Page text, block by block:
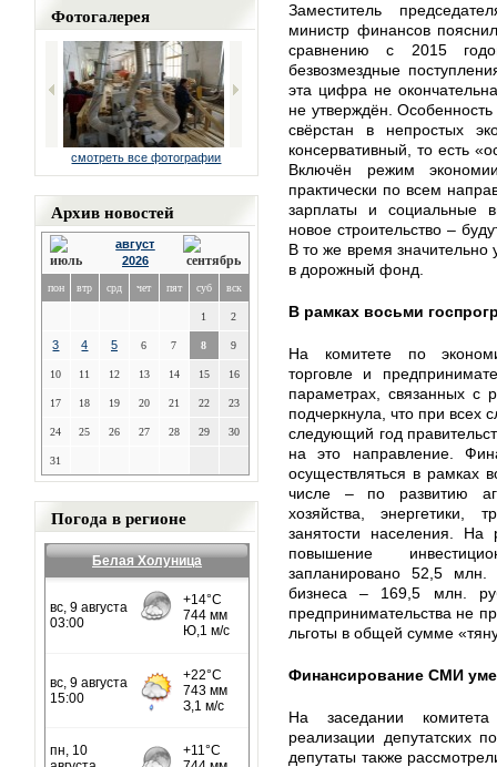
Фотогалерея
смотреть все фотографии
Архив новостей
август
2026
пон втр срд чет пят суб вск
1 2
3 4 5 6 7 8 9
10 11 12 13 14 15 16
17 18 19 20 21 22 23
24 25 26 27 28 29 30
31
Погода в регионе
Белая Холуница
Заместитель
министр финансов
сравнению с 2015
безвозмездные
эта цифра не
не утверждён.
свёрстан в непростых
консервативный, то есть
Включён режим
практически по всем
зарплаты и социальные
новое строительство –
В то же время значительно
в дорожный фонд.
В рамках восьми
На комитете по
торговле и
параметрах, связанных с
подчеркнула, что при
следующий год
на это направление.
осуществляться в рамках
числе – по развитию
хозяйства, энергетики,
занятости населения. На
повышение
запланировано 52,5
бизнеса – 169,5 млн.
предпринимательства не
льготы в общей сумме
Финансирование СМИ
На заседании
реализации депутатских
депутаты также